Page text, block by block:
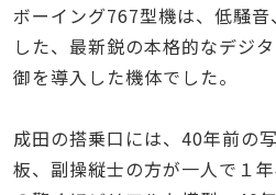
ボーイング767型機は、低騒
した、最新鋭の本格的なデジ
御を導入した機体でした。
成田の搭乗口には、40年前の
板、副操縦士の方が一人で１